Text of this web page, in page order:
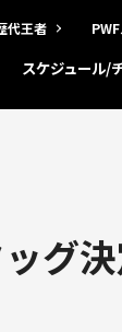
代王者
スケジュール/
ッグ